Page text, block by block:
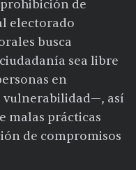
de
electorado
busca
sea libre
en
vulnerabilidad—, así
malas prácticas
de compromisos